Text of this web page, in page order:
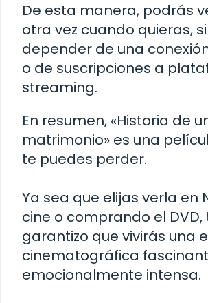
De esta manera, podrás
otra vez cuando quieras,
depender de una
o de suscripciones a
streaming.
En resumen, «Historia de
matrimonio» es una
te puedes perder.
Ya sea que elijas verla en
cine o comprando el DVD,
garantizo que vivirás una
cinematográfica
emocionalmente intensa.